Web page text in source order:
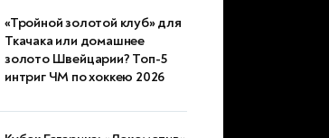
«Тройной золотой клуб» для
Ткачака или домашнее
золото Швейцарии? Топ-5
интриг ЧМ по хоккею 2026